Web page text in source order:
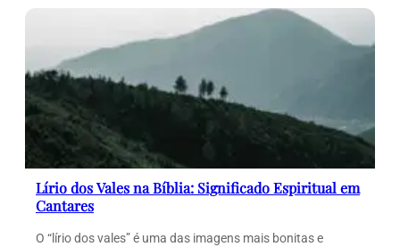
Lírio dos Vales na Bíblia: Significado Espiritual em
Cantares
O “lírio dos vales” é uma das imagens mais bonitas e